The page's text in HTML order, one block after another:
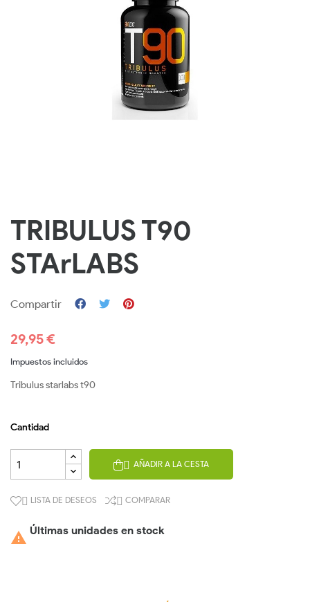
TRIBULUS T90
STArLABS
Compartir
29,95 €
Impuestos incluidos
Tribulus starlabs t90
Cantidad
 AÑADIR A LA CESTA
 LISTA DE DESEOS  COMPARAR
 Últimas unidades en stock